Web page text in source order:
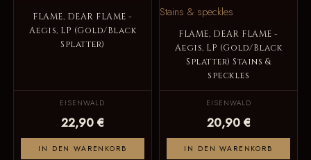
FLAME, DEAR FLAME -
Aegis, LP (Gold/Black
Splatter)
EISENWALD
22,90 €
IN DEN WARENKORB
FLAME, DEAR FLAME -
Aegis, LP (Gold/Black
Splatter) Stains &
speckles
EISENWALD
20,90 €
IN DEN WARENKORB